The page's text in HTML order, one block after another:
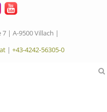
| A-9500 Villach |
| +43-4242-56305-0